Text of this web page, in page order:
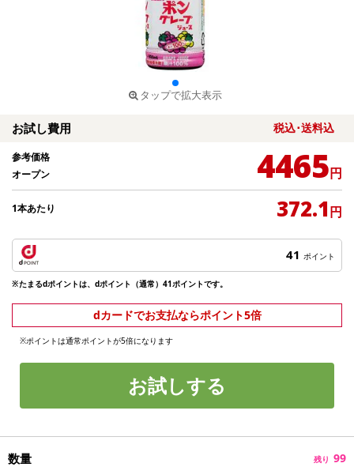
タップで拡大表示
お試し費用 税込･送料込
参考価格
オープン
4465円
1本あたり 372.1円
41 ポイント
※たまるdポイントは、dポイント（通常）41ポイントです。
dカードでお支払ならポイント5倍
※ポイントは通常ポイントが5倍になります
お試しする
数量 残り 99